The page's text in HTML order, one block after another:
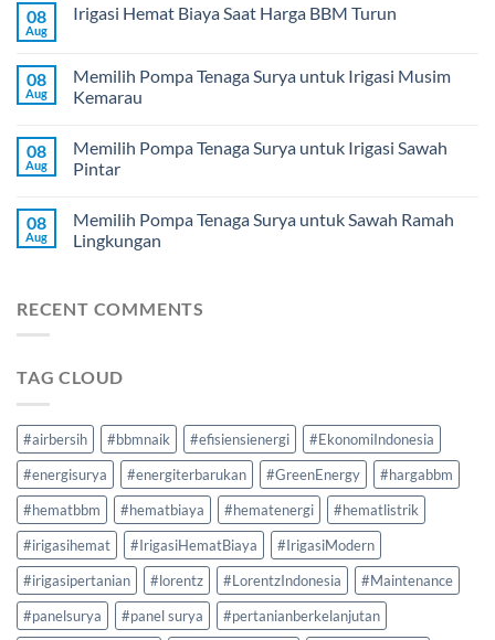
08
Aug
Irigasi Hemat Biaya Saat Harga BBM Turun
08
Aug
Memilih Pompa Tenaga Surya untuk Irigasi Musim
Kemarau
08
Aug
Memilih Pompa Tenaga Surya untuk Irigasi Sawah
Pintar
08
Aug
Memilih Pompa Tenaga Surya untuk Sawah Ramah
Lingkungan
RECENT COMMENTS
TAG CLOUD
#airbersih #bbmnaik #efisiensienergi
#EkonomiIndonesia
#energisurya
#energiterbarukan #GreenEnergy
#hargabbm
#hematbbm
#hematbiaya #hematenergi
#hematlistrik
#irigasihemat
#IrigasiHematBiaya
#IrigasiModern
#irigasipertanian
#lorentz #LorentzIndonesia
#Maintenance
#panelsurya
#panel surya
#pertanianberkelanjutan